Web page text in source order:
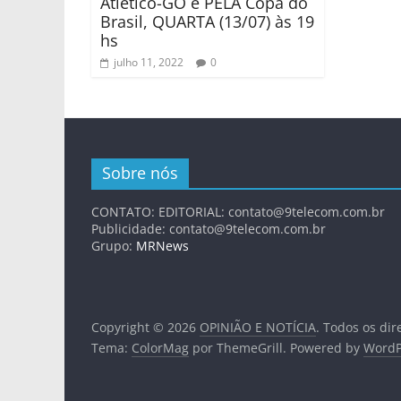
Brasil, QUARTA (13/07) às 19
hs
julho 11, 2022 0
Sobre nós
CONTATO: EDITORIAL: contato@9telecom.com.br
Publicidade: contato@9telecom.com.br
Grupo: MRNews
Copyright © 2026 OPINIÃO E NOTÍCIA. Todos os
Tema: ColorMag por ThemeGrill. Powered by